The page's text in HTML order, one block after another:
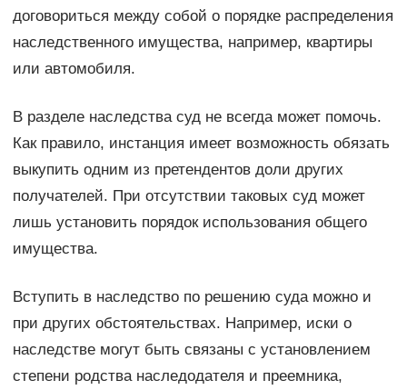
договориться между собой о порядке распределения
наследственного имущества, например, квартиры
или автомобиля.
В разделе наследства суд не всегда может помочь.
Как правило, инстанция имеет возможность обязать
выкупить одним из претендентов доли других
получателей. При отсутствии таковых суд может
лишь установить порядок использования общего
имущества.
Вступить в наследство по решению суда можно и
при других обстоятельствах. Например, иски о
наследстве могут быть связаны с установлением
степени родства наследодателя и преемника,